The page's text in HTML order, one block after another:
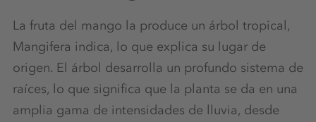
La fruta del mango la produce un árbol tropical,
Mangifera indica, lo que explica su lugar de
origen. El árbol desarrolla un profundo sistema de
raíces, lo que significa que la planta se da en una
amplia gama de intensidades de lluvia, desde